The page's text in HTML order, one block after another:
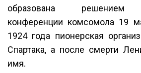
образована решением
конференции комсомола 19
1924 года пионерская
Спартака, а после смерти
имя.